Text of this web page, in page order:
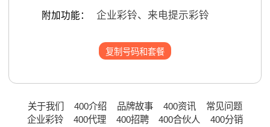
附加功能： 企业彩铃、来电提示彩铃
复制号码和套餐
关于我们 400介绍 品牌故事 400资讯
常见问题
企业彩铃
400代理 400招聘 400合伙人
400分销